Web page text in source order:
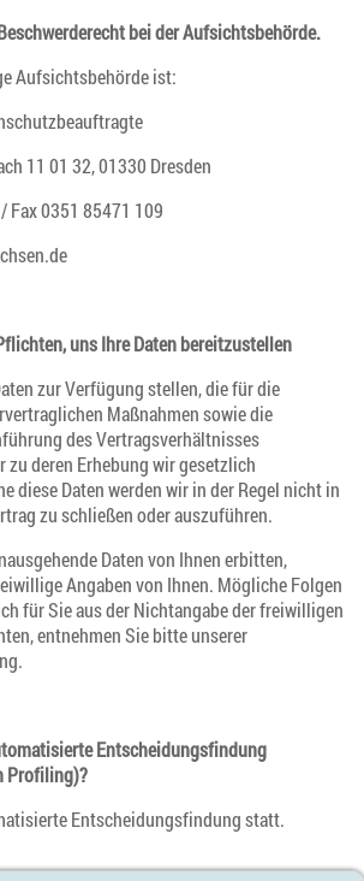
bei der Aufsichtsbehörde.
Aufsichtsbehörde ist:
11 01 32, 01330 Dresden
Fax 0351 85471 109
uns Ihre Daten bereitzustellen
zur Verfügung stellen, die für die
Maßnahmen sowie die
des Vertragsverhältnisses
deren Erhebung wir gesetzlich
diese Daten werden wir in der Regel nicht in
zu schließen oder auszuführen.
Daten von Ihnen erbitten,
Angaben von Ihnen. Mögliche Folgen
für Sie aus der Nichtangabe der freiwilligen
entnehmen Sie bitte unserer
Entscheidungsfindung
Profiling)?
Entscheidungsfindung statt.